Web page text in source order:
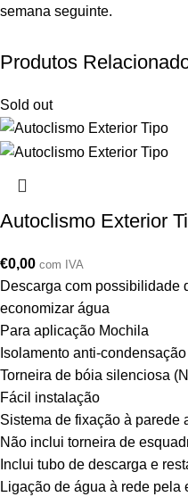
semana seguinte.
Produtos
Sold out
Autoclismo Exterior
€0,00 com IVA
Descarga com possibilidade
economizar água
Para aplicação Mochila
Isolamento anti-
Torneira de bóia silenciosa
Fácil instalação
Sistema de fixação à parede
Não inclui torneira de
Inclui tubo de descarga e
Ligação de água à rede pela